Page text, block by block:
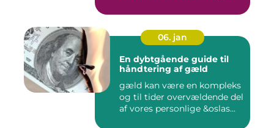
06. jan
En dybtgående guide til
håndtering af gæld
gæld kan være en kompleks
og til tider overvældende del
af vores personlige &oslas...